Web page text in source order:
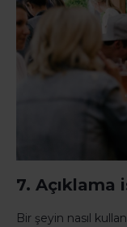
7. Açıklama
Bir şeyin nasıl